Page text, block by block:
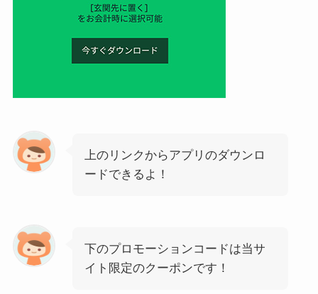
上のリンクからアプリのダウンロ
ードできるよ！
下のプロモーションコードは当サ
イト限定のクーポンです！